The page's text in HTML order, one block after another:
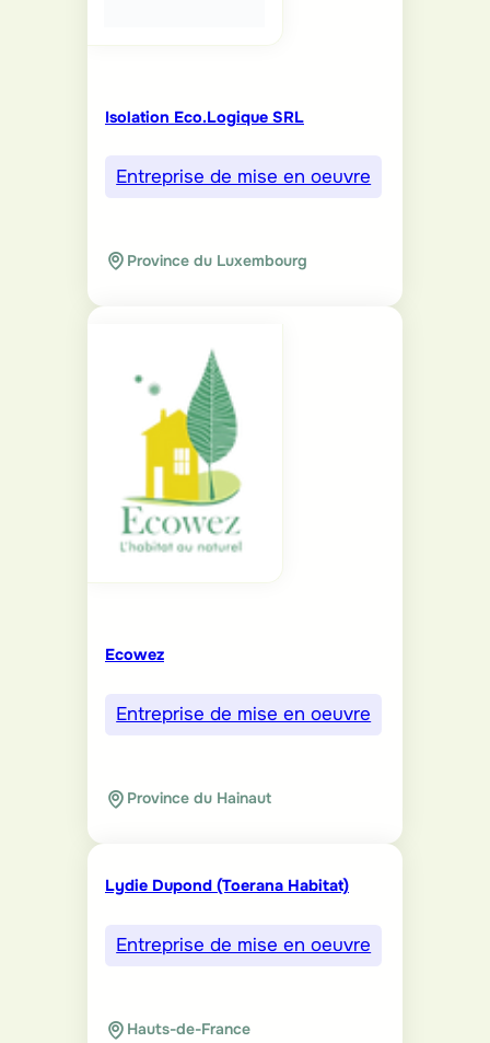
Isolation Eco.Logique SRL
Entreprise de mise en oeuvre
Province du Luxembourg
Ecowez
Entreprise de mise en oeuvre
Province du Hainaut
Lydie Dupond (Toerana Habitat)
Entreprise de mise en oeuvre
Hauts-de-France